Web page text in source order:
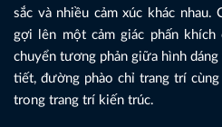
sắc và nhiều cảm xúc khác
gợi lên một cảm giác phấn
chuyển tương phản giữa hình
tiết, đường phào chỉ trang trí
trong trang trí kiến trúc.